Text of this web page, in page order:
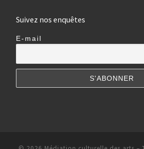
Suivez nos enquêtes
E-mail